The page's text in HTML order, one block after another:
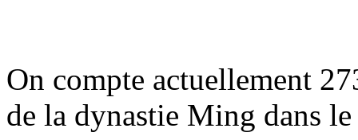
On compte actuellement
de la dynastie Ming dans